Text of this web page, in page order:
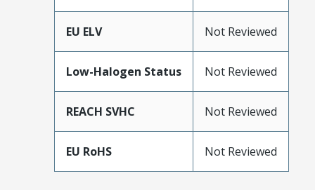
EU ELV Not Reviewed
Low-Halogen Status Not Reviewed
REACH SVHC Not Reviewed
EU RoHS Not Reviewed